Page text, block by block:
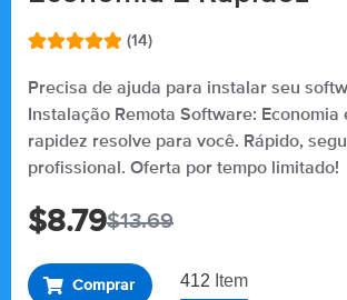
como5.00
baseado
avaliações
de clientes
(14)
Precisa de ajuda para instalar seu
Instalação Remota Software: Economia
rapidez resolve para você. Rápido,
profissional. Oferta por tempo limitado!
$13.69
$8.79
Comprar 412 Item